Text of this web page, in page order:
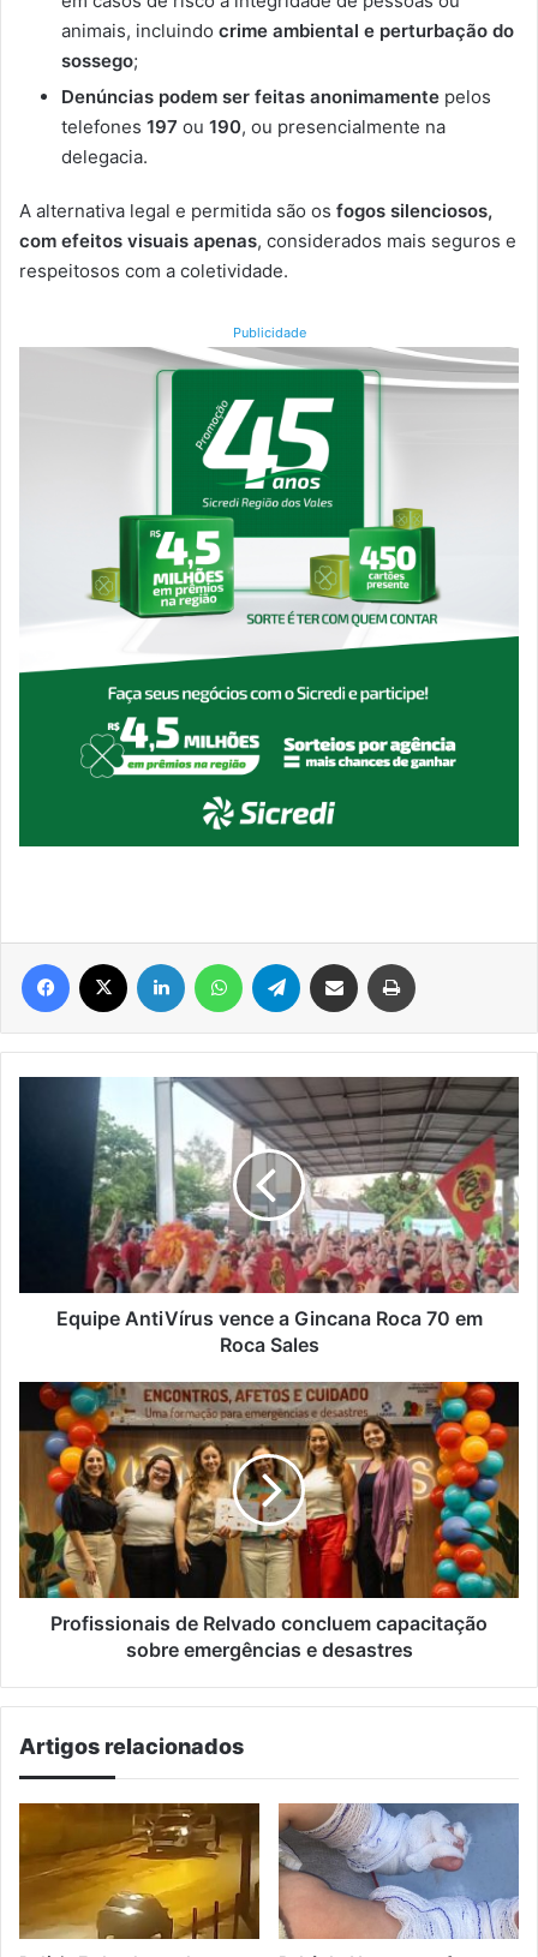
animais, incluindo crime ambiental e perturbação do
sossego;
Denúncias podem ser feitas anonimamente pelos
telefones 197 ou 190, ou presencialmente na
delegacia.
A alternativa legal e permitida são os fogos silenciosos,
com efeitos visuais apenas, considerados mais seguros e
respeitosos com a coletividade.
Publicidade
Facebook Linkedin WhatsAppTelegram Compartilhar via e-mail
Roca
Equipe AntiVírus vence a Gincana Roca 70 em
Roca Sales
Profissionais
Relvado
concluem
capacitação
sobre
emergências
e
desastres
Profissionais de Relvado concluem capacitação
sobre emergências e desastres
Artigos relacionados